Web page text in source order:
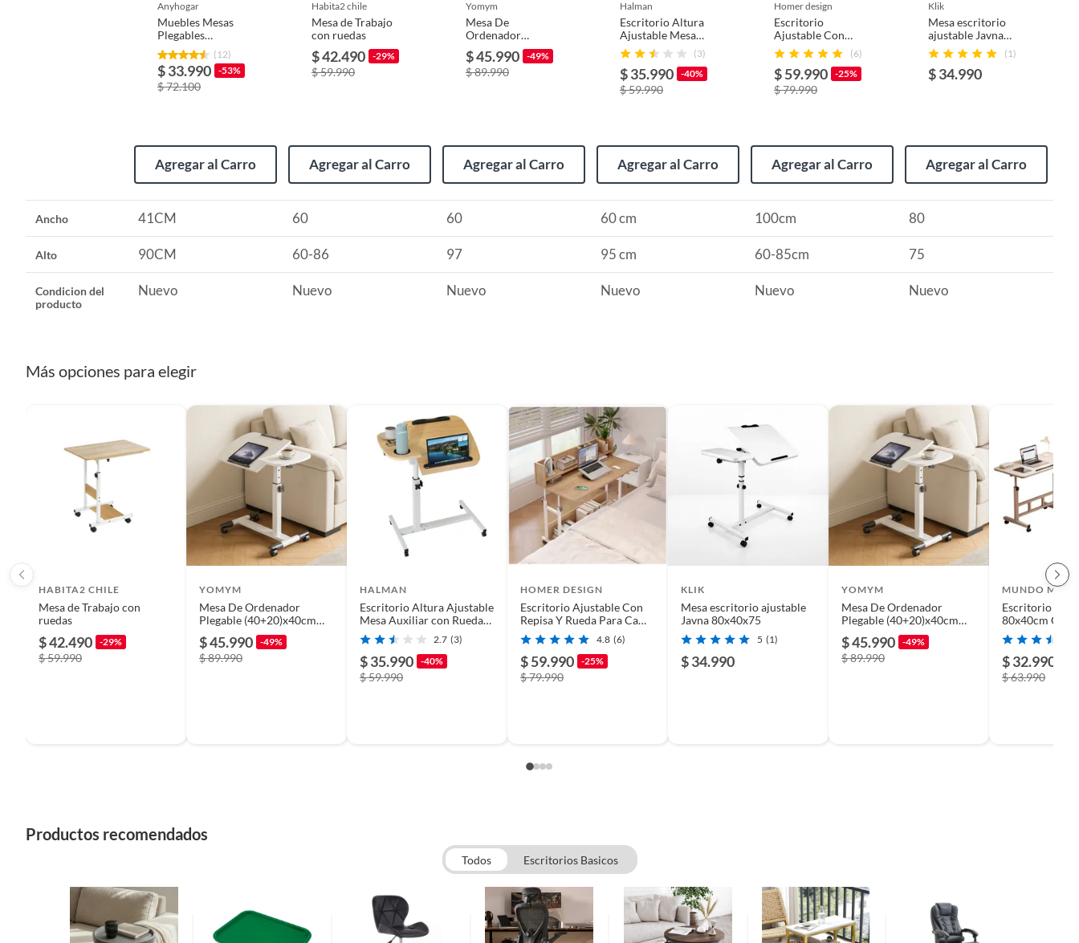
Herramientas de montaje con tornillos * 1
CONDICIONES: Garantía del Producto: 3 meses por defectos de fábrica. No cubre defectos ocasionados por mal uso
del producto o productos intervenidos. Todas las devoluciones deben realizarse con su empaque original.
90CM
Tipo de escritorio o mesa de trabajo Escritorio plegable
30CM
anyhogar
Muebles Mesas
Plegables
Escritorio Madera
Oficina Con Rueda
(12)
$ 33.990 -53%
$ 72.100
Agregar al Carro
habita2 chile
Mesa de Trabajo
con ruedas
$ 42.490 -29%
$ 59.990
Agregar al Carro
yomym
Mesa De
Ordenador
Plegable
(40+20)x40cm
Altura Ajustable
$ 45.990 -49%
$ 89.990
Agregar al Carro
halman
Escritorio Altura
Ajustable Mesa
Auxiliar con
Ruedas 60x40cm
(3)
$ 35.990 -40%
$ 59.990
Agregar al Carro
homer design
Escritorio
Ajustable Con
Repisa Y Rueda
Para Cama 100cm
(6)
$ 59.990 -25%
$ 79.990
Agregar al Carro
klik
Mesa escritorio
ajustable Javna
80x40x75
(1)
$ 34.990
Agregar al Carro
Ancho 41CM 60 60 60 cm 100cm 80
Alto 90CM 60-86 97 95 cm 60-85cm 75
Condicion del
producto
Nuevo Nuevo Nuevo Nuevo Nuevo Nuevo
Más opciones para elegir
HABITA2 CHILE
Mesa de Trabajo con
ruedas
$ 42.490 -29%
$ 59.990
YOMYM
Mesa De Ordenador
Plegable (40+20)x40cm
Altura Ajustable
$ 45.990 -49%
$ 89.990
HALMAN
Escritorio Altura Ajustable
Mesa Auxiliar con Ruedas
60x40cm
2.7 (3)
$ 35.990 -40%
$ 59.990
HOMER DESIGN
Escritorio Ajustable Con
Repisa Y Rueda Para Cama
100cm
4.8 (6)
$ 59.990 -25%
$ 79.990
KLIK
Mesa escritorio ajustable
Javna 80x40x75
5 (1)
$ 34.990
YOMYM
Mesa De Ordenador
Plegable (40+20)x40cm
Altura Ajustable
$ 45.990 -49%
$ 89.990
MUNDO
Escritorio
80x40cm Con
Antideslizante
$ 32.990
$ 63.990
Productos recomendados
Todos Escritorios Basicos